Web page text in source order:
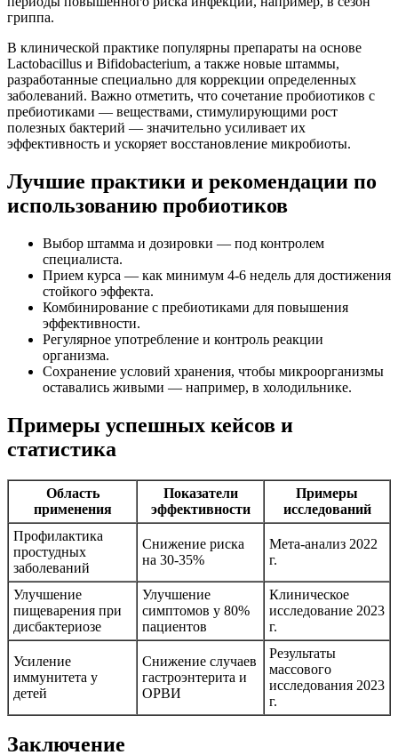
гриппа.
В клинической практике популярны препараты на основе
Lactobacillus и Bifidobacterium, а также новые штаммы,
разработанные специально для коррекции определенных
заболеваний. Важно отметить, что сочетание пробиотиков с
пребиотиками — веществами, стимулирующими рост
полезных бактерий — значительно усиливает их
эффективность и ускоряет восстановление микробиоты.
Лучшие практики и рекомендации по
использованию пробиотиков
Выбор штамма и дозировки — под контролем
специалиста.
Прием курса — как минимум 4-6 недель для достижения
стойкого эффекта.
Комбинирование с пребиотиками для повышения
эффективности.
Регулярное употребление и контроль реакции
организма.
Сохранение условий хранения, чтобы микроорганизмы
оставались живыми — например, в холодильнике.
Примеры успешных кейсов и
статистика
Область
применения
Показатели
эффективности
Примеры
исследований
Профилактика
простудных
заболеваний
Снижение риска
на 30-35%
Мета-анализ 2022
г.
Улучшение
пищеварения при
дисбактериозе
Улучшение
симптомов у 80%
пациентов
Клиническое
исследование 2023
г.
Усиление
иммунитета у
детей
Снижение случаев
гастроэнтерита и
ОРВИ
Результаты
массового
исследования 2023
г.
Заключение